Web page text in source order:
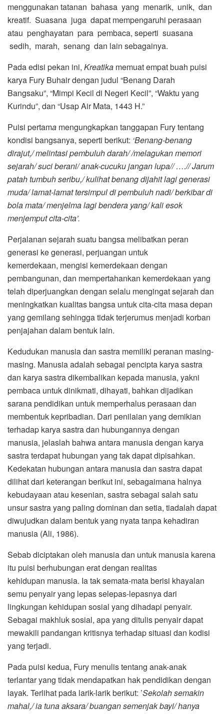
menggunakan tatanan bahasa yang menarik, unik, dan
kreatif. Suasana juga dapat mempengaruhi perasaan
atau penghayatan para pembaca, seperti suasana
sedih, marah, senang dan lain sebagainya.
Pada edisi pekan ini, Kreatika memuat empat buah puisi
karya Fury Buhair dengan judul “Benang Darah
Bangsaku”, “Mimpi Kecil di Negeri Kecil”, “Waktu yang
Kurindu”, dan “Usap Air Mata, 1443 H.”
Puisi pertama mengungkapkan tanggapan Fury tentang
kondisi bangsanya, seperti berikut: ‘Benang-benang
dirajut,/ melintasi pembuluh darah/ /melagukan memori
sejarah/ suci berani/ anak-cucuku jangan lupa// ….//Jarum
patah tumbuh seribu,/ kulihat benang dijahit lagi generasi
muda/ lamat-lamat tersimpul di pembuluh nadi/ berkibar di
bola mata/ menjelma lagi bendera yang/ kali esok
menjemput cita-cita’.
Perjalanan sejarah suatu bangsa melibatkan peran
generasi ke generasi, perjuangan untuk
kemerdekaan, mengisi kemerdekaan dengan
pembangunan, dan mempertahankan kemerdekaan yang
telah diperjuangkan dengan selalu mengingat sejarah dan
meningkatkan kualitas bangsa untuk cita-cita masa depan
yang gemilang sehingga tidak terjerumus menjadi korban
penjajahan dalam bentuk lain.
Kedudukan manusia dan sastra memiliki peranan masing-
masing. Manusia adalah sebagai pencipta karya sastra
dan karya sastra dikembalikan kepada manusia, yakni
pembaca untuk dinikmati, dihayati, bahkan dijadikan
sarana pendidikan untuk memperhalus perasaan dan
membentuk kepribadian. Dari penilaian yang demikian
terhadap karya sastra dan hubungannya dengan
manusia, jelaslah bahwa antara manusia dengan karya
sastra terdapat hubungan yang tak dapat dipisahkan.
Kedekatan hubungan antara manusia dan sastra dapat
dilihat dari keterangan berikut ini, sebagaimana halnya
kebudayaan atau kesenian, sastra sebagai salah satu
unsur sastra yang paling dominan dan setia, tiadalah dapat
diwujudkan dalam bentuk yang nyata tanpa kehadiran
manusia (Ali, 1986).
Sebab diciptakan oleh manusia dan untuk manusia karena
itu puisi berhubungan erat dengan realitas
kehidupan manusia. Ia tak semata-mata berisi khayalan
semu penyair yang lepas selepas-lepasnya dari
lingkungan kehidupan sosial yang dihadapi penyair.
Sebagai makhluk sosial, apa yang ditulis penyair dapat
mewakili pandangan kritisnya terhadap situasi dan kodisi
yang terjadi.
Pada puisi kedua, Fury menulis tentang anak-anak
terlantar yang tidak mendapatkan hak pendidikan dengan
layak. Terlihat pada larik-larik berikut: ’Sekolah semakin
mahal,/ ia tuna aksara/ buangan semenjak bayi/ hanya